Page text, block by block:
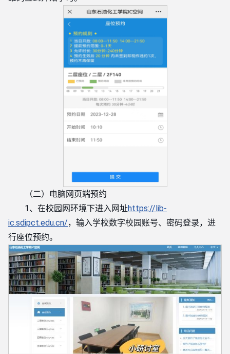
（二）电脑网页端预约
1、在校园网环境下进入网址https://lib-
ic.sdipct.edu.cn/，输入学校数字校园账号、密码登录，进
行座位预约。